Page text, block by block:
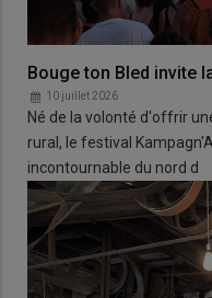
Bouge ton Bled invite
10 juillet 2026
Né de la volonté d'offrir
rural, le festival
incontournable du nord d